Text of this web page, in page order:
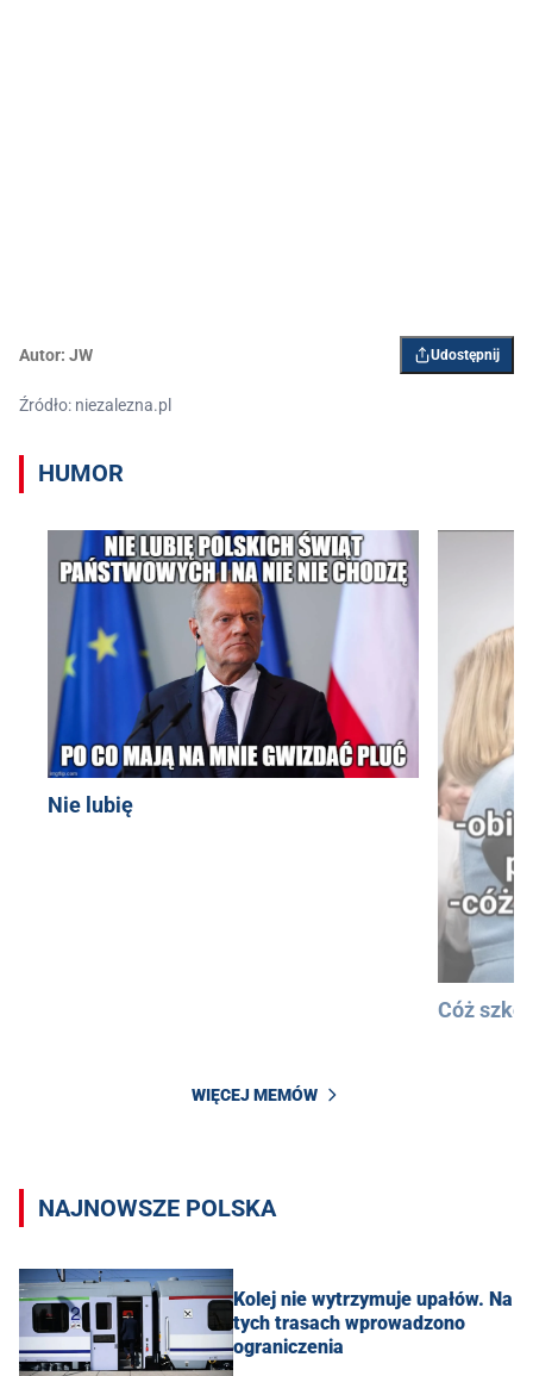
Autor: JW Udostępnij
Źródło: niezalezna.pl
HUMOR
Nie lubię
Cóż
WIĘCEJ MEMÓW
NAJNOWSZE POLSKA
Kolej nie wytrzymuje upałów. Na
tych trasach wprowadzono
ograniczenia